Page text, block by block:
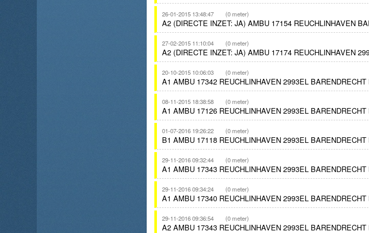
26-01-2015 13:48:47 (0 meter)
A2 (DIRECTE INZET: JA) AMBU 17154 REUCHLINHAVEN
27-02-2015 11:10:04 (0 meter)
A2 (DIRECTE INZET: JA) AMBU 17174 REUCHLINHAVEN
20-10-2015 10:06:03 (0 meter)
A1 AMBU 17342 REUCHLINHAVEN 2993EL
08-11-2015 18:38:58 (0 meter)
A1 AMBU 17126 REUCHLINHAVEN 2993EL
01-07-2016 19:26:22 (0 meter)
B1 AMBU 17118 REUCHLINHAVEN 2993EL
29-11-2016 09:32:44 (0 meter)
A1 AMBU 17343 REUCHLINHAVEN 2993EL
29-11-2016 09:34:24 (0 meter)
A1 AMBU 17340 REUCHLINHAVEN 2993EL
29-11-2016 09:36:54 (0 meter)
A2 AMBU 17343 REUCHLINHAVEN 2993EL